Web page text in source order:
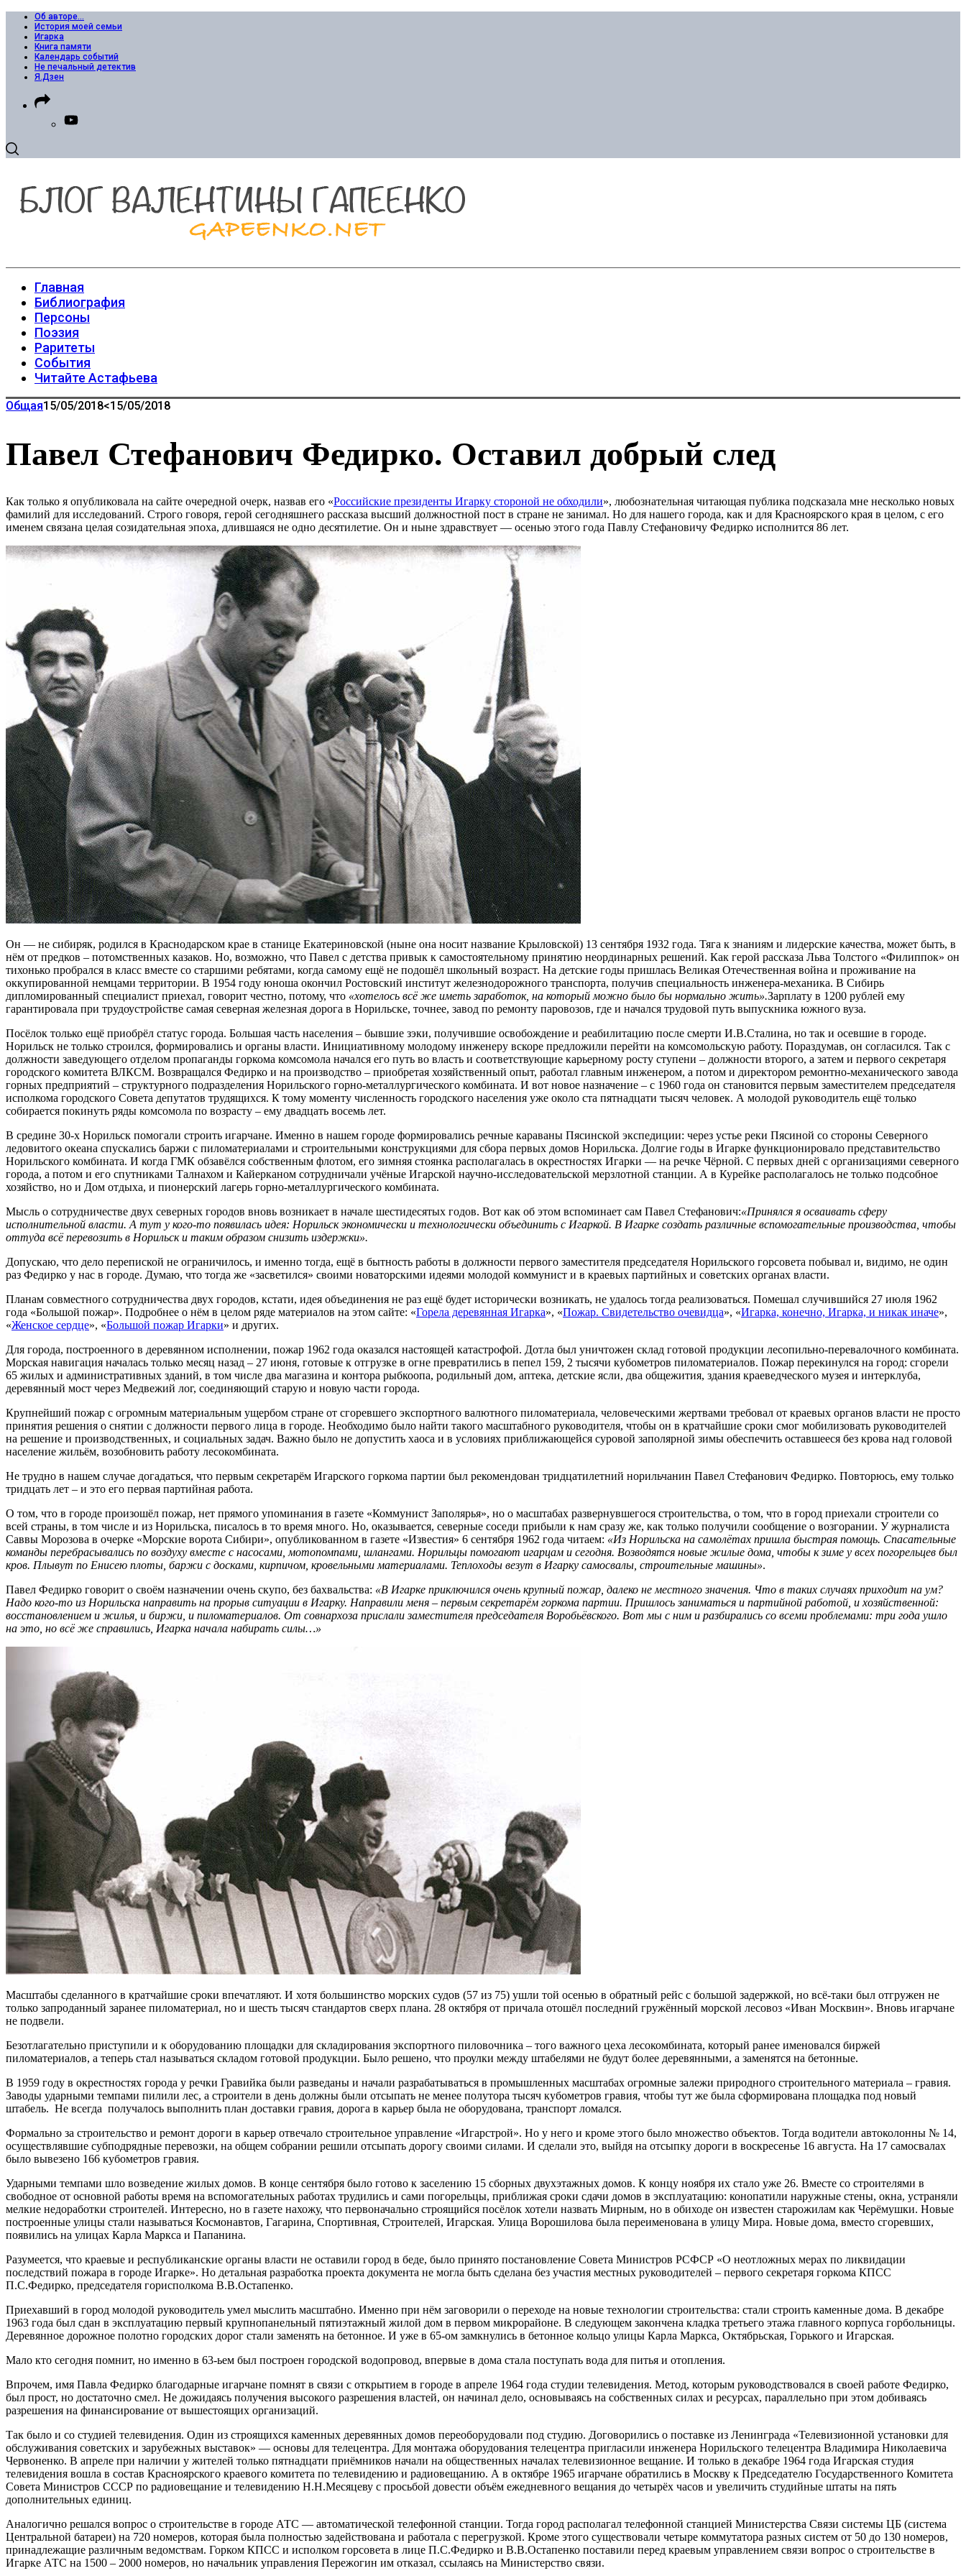
Об авторе…
История моей семьи
Игарка
Книга памяти
Календарь событий
Не печальный детектив
Я.Дзен
Главная
Библиография
Персоны
Поэзия
Раритеты
События
Читайте Астафьева
Общая15/05/2018<15/05/2018
Павел Стефанович Федирко. Оставил добрый след
Как только я опубликовала на сайте очередной очерк, назвав его «Российские президенты Игарку стороной не обходили», любознательная читающая публика подсказала мне несколько новых
фамилий для исследований. Строго говоря, герой сегодняшнего рассказа высший должностной пост в стране не занимал. Но для нашего города, как и для Красноярского края в целом, с его
именем связана целая созидательная эпоха, длившаяся не одно десятилетие. Он и ныне здравствует — осенью этого года Павлу Стефановичу Федирко исполнится 86 лет.
Он — не сибиряк, родился в Краснодарском крае в станице Екатериновской (ныне она носит название Крыловской) 13 сентября 1932 года. Тяга к знаниям и лидерские качества, может быть, в
нём от предков – потомственных казаков. Но, возможно, что Павел с детства привык к самостоятельному принятию неординарных решений. Как герой рассказа Льва Толстого «Филиппок» он
тихонько пробрался в класс вместе со старшими ребятами, когда самому ещё не подошёл школьный возраст. На детские годы пришлась Великая Отечественная война и проживание на
оккупированной немцами территории. В 1954 году юноша окончил Ростовский институт железнодорожного транспорта, получив специальность инженера-механика. В Сибирь
дипломированный специалист приехал, говорит честно, потому, что «хотелось всё же иметь заработок, на который можно было бы нормально жить».Зарплату в 1200 рублей ему
гарантировала при трудоустройстве самая северная железная дорога в Норильске, точнее, завод по ремонту паровозов, где и начался трудовой путь выпускника южного вуза.
Посёлок только ещё приобрёл статус города. Большая часть населения – бывшие зэки, получившие освобождение и реабилитацию после смерти И.В.Сталина, но так и осевшие в городе.
Норильск не только строился, формировались и органы власти. Инициативному молодому инженеру вскоре предложили перейти на комсомольскую работу. Пораздумав, он согласился. Так с
должности заведующего отделом пропаганды горкома комсомола начался его путь во власть и соответствующие карьерному росту ступени – должности второго, а затем и первого секретаря
городского комитета ВЛКСМ. Возвращался Федирко и на производство – приобретая хозяйственный опыт, работал главным инженером, а потом и директором ремонтно-механического завода
горных предприятий – структурного подразделения Норильского горно-металлургического комбината. И вот новое назначение – с 1960 года он становится первым заместителем председателя
исполкома городского Совета депутатов трудящихся. К тому моменту численность городского населения уже около ста пятнадцати тысяч человек. А молодой руководитель ещё только
собирается покинуть ряды комсомола по возрасту – ему двадцать восемь лет.
В средине 30-х Норильск помогали строить игарчане. Именно в нашем городе формировались речные караваны Пясинской экспедиции: через устье реки Пясиной со стороны Северного
ледовитого океана спускались баржи с пиломатериалами и строительными конструкциями для сбора первых домов Норильска. Долгие годы в Игарке функционировало представительство
Норильского комбината. И когда ГМК обзавёлся собственным флотом, его зимняя стоянка располагалась в окрестностях Игарки — на речке Чёрной. С первых дней с организациями северного
города, а потом и его спутниками Талнахом и Кайерканом сотрудничали учёные Игарской научно-исследовательской мерзлотной станции. А в Курейке располагалось не только подсобное
хозяйство, но и Дом отдыха, и пионерский лагерь горно-металлургического комбината.
Мысль о сотрудничестве двух северных городов вновь возникает в начале шестидесятых годов. Вот как об этом вспоминает сам Павел Стефанович:«Принялся я осваивать сферу
исполнительной власти. А тут у кого-то появилась идея: Норильск экономически и технологически объединить с Игаркой. В Игарке создать различные вспомогательные производства, чтобы
оттуда всё перевозить в Норильск и таким образом снизить издержки».
Допускаю, что дело перепиской не ограничилось, и именно тогда, ещё в бытность работы в должности первого заместителя председателя Норильского горсовета побывал и, видимо, не один
раз Федирко у нас в городе. Думаю, что тогда же «засветился» своими новаторскими идеями молодой коммунист и в краевых партийных и советских органах власти.
Планам совместного сотрудничества двух городов, кстати, идея объединения не раз ещё будет исторически возникать, не удалось тогда реализоваться. Помешал случившийся 27 июля 1962
года «Большой пожар». Подробнее о нём в целом ряде материалов на этом сайте: «Горела деревянная Игарка», «Пожар. Свидетельство очевидца», «Игарка, конечно, Игарка, и никак иначе»,
«Женское сердце», «Большой пожар Игарки» и других.
Для города, построенного в деревянном исполнении, пожар 1962 года оказался настоящей катастрофой. Дотла был уничтожен склад готовой продукции лесопильно-перевалочного комбината.
Морская навигация началась только месяц назад – 27 июня, готовые к отгрузке в огне превратились в пепел 159, 2 тысячи кубометров пиломатериалов. Пожар перекинулся на город: сгорели
65 жилых и административных зданий, в том числе два магазина и контора рыбкоопа, родильный дом, аптека, детские ясли, два общежития, здания краеведческого музея и интерклуба,
деревянный мост через Медвежий лог, соединяющий старую и новую части города.
Крупнейший пожар с огромным материальным ущербом стране от сгоревшего экспортного валютного пиломатериала, человеческими жертвами требовал от краевых органов власти не просто
принятия решения о снятии с должности первого лица в городе. Необходимо было найти такого масштабного руководителя, чтобы он в кратчайшие сроки смог мобилизовать руководителей
на решение и производственных, и социальных задач. Важно было не допустить хаоса и в условиях приближающейся суровой заполярной зимы обеспечить оставшееся без крова над головой
население жильём, возобновить работу лесокомбината.
Не трудно в нашем случае догадаться, что первым секретарём Игарского горкома партии был рекомендован тридцатилетний норильчанин Павел Стефанович Федирко. Повторюсь, ему только
тридцать лет – и это его первая партийная работа.
О том, что в городе произошёл пожар, нет прямого упоминания в газете «Коммунист Заполярья», но о масштабах развернувшегося строительства, о том, что в город приехали строители со
всей страны, в том числе и из Норильска, писалось в то время много. Но, оказывается, северные соседи прибыли к нам сразу же, как только получили сообщение о возгорании. У журналиста
Саввы Морозова в очерке «Морские ворота Сибири», опубликованном в газете «Известия» 6 сентября 1962 года читаем: «Из Норильска на самолётах пришла быстрая помощь. Спасательные
команды перебрасывались по воздуху вместе с насосами, мотопомпами, шлангами. Норильцы помогают игарцам и сегодня. Возводятся новые жилые дома, чтобы к зиме у всех погорельцев был
кров. Плывут по Енисею плоты, баржи с досками, кирпичом, кровельными материалами. Теплоходы везут в Игарку самосвалы, строительные машины».
Павел Федирко говорит о своём назначении очень скупо, без бахвальства: «В Игарке приключился очень крупный пожар, далеко не местного значения. Что в таких случаях приходит на ум?
Надо кого-то из Норильска направить на прорыв ситуации в Игарку. Направили меня – первым секретарём горкома партии. Пришлось заниматься и партийной работой, и хозяйственной:
восстановлением и жилья, и биржи, и пиломатериалов. От совнархоза прислали заместителя председателя Воробьёвского. Вот мы с ним и разбирались со всеми проблемами: три года ушло
на это, но всё же справились, Игарка начала набирать силы…»
Масштабы сделанного в кратчайшие сроки впечатляют. И хотя большинство морских судов (57 из 75) ушли той осенью в обратный рейс с большой задержкой, но всё-таки был отгружен не
только запроданный заранее пиломатериал, но и шесть тысяч стандартов сверх плана. 28 октября от причала отошёл последний гружённый морской лесовоз «Иван Москвин». Вновь игарчане
не подвели.
Безотлагательно приступили и к оборудованию площадки для складирования экспортного пиловочника – того важного цеха лесокомбината, который ранее именовался биржей
пиломатериалов, а теперь стал называться складом готовой продукции. Было решено, что проулки между штабелями не будут более деревянными, а заменятся на бетонные.
В 1959 году в окрестностях города у речки Гравийка были разведаны и начали разрабатываться в промышленных масштабах огромные залежи природного строительного материала – гравия.
Заводы ударными темпами пилили лес, а строители в день должны были отсыпать не менее полутора тысяч кубометров гравия, чтобы тут же была сформирована площадка под новый
штабель. Не всегда получалось выполнить план доставки гравия, дорога в карьер была не оборудована, транспорт ломался.
Формально за строительство и ремонт дороги в карьер отвечало строительное управление «Игарстрой». Но у него и кроме этого было множество объектов. Тогда водители автоколонны № 14,
осуществлявшие субподрядные перевозки, на общем собрании решили отсыпать дорогу своими силами. И сделали это, выйдя на отсыпку дороги в воскресенье 16 августа. На 17 самосвалах
было вывезено 166 кубометров гравия.
Ударными темпами шло возведение жилых домов. В конце сентября было готово к заселению 15 сборных двухэтажных домов. К концу ноября их стало уже 26. Вместе со строителями в
свободное от основной работы время на вспомогательных работах трудились и сами погорельцы, приближая сроки сдачи домов в эксплуатацию: конопатили наружные стены, окна, устраняли
мелкие недоработки строителей. Интересно, но в газете нахожу, что первоначально строящийся посёлок хотели назвать Мирным, но в обиходе он известен старожилам как Черёмушки. Новые
построенные улицы стали называться Космонавтов, Гагарина, Спортивная, Строителей, Игарская. Улица Ворошилова была переименована в улицу Мира. Новые дома, вместо сгоревших,
появились на улицах Карла Маркса и Папанина.
Разумеется, что краевые и республиканские органы власти не оставили город в беде, было принято постановление Совета Министров РСФСР «О неотложных мерах по ликвидации
последствий пожара в городе Игарке». Но детальная разработка проекта документа не могла быть сделана без участия местных руководителей – первого секретаря горкома КПСС
П.С.Федирко, председателя горисполкома В.В.Остапенко.
Приехавший в город молодой руководитель умел мыслить масштабно. Именно при нём заговорили о переходе на новые технологии строительства: стали строить каменные дома. В декабре
1963 года был сдан в эксплуатацию первый крупнопанельный пятиэтажный жилой дом в первом микрорайоне. В следующем закончена кладка третьего этажа главного корпуса горбольницы.
Деревянное дорожное полотно городских дорог стали заменять на бетонное. И уже в 65-ом замкнулись в бетонное кольцо улицы Карла Маркса, Октябрьская, Горького и Игарская.
Мало кто сегодня помнит, но именно в 63-ьем был построен городской водопровод, впервые в дома стала поступать вода для питья и отопления.
Впрочем, имя Павла Федирко благодарные игарчане помнят в связи с открытием в городе в апреле 1964 года студии телевидения. Метод, которым руководствовался в своей работе Федирко,
был прост, но достаточно смел. Не дожидаясь получения высокого разрешения властей, он начинал дело, основываясь на собственных силах и ресурсах, параллельно при этом добиваясь
разрешения на финансирование от вышестоящих организаций.
Так было и со студией телевидения. Один из строящихся каменных деревянных домов переоборудовали под студию. Договорились о поставке из Ленинграда «Телевизионной установки для
обслуживания советских и зарубежных выставок» — основы для телецентра. Для монтажа оборудования телецентра пригласили инженера Норильского телецентра Владимира Николаевича
Червоненко. В апреле при наличии у жителей только пятнадцати приёмников начали на общественных началах телевизионное вещание. И только в декабре 1964 года Игарская студия
телевидения вошла в состав Красноярского краевого комитета по телевидению и радиовещанию. А в октябре 1965 игарчане обратились в Москву к Председателю Государственного Комитета
Совета Министров СССР по радиовещание и телевидению Н.Н.Месяцеву с просьбой довести объём ежедневного вещания до четырёх часов и увеличить студийные штаты на пять
дополнительных единиц.
Аналогично решался вопрос о строительстве в городе АТС — автоматической телефонной станции. Тогда город располагал телефонной станцией Министерства Связи системы ЦБ (система
Центральной батареи) на 720 номеров, которая была полностью задействована и работала с перегрузкой. Кроме этого существовали четыре коммутатора разных систем от 50 до 130 номеров,
принадлежащие различным ведомствам. Горком КПСС и исполком горсовета в лице П.С.Федирко и В.В.Остапенко поставили перед краевым управлением связи вопрос о строительстве в
Игарке АТС на 1500 – 2000 номеров, но начальник управления Пережогин им отказал, ссылаясь на Министерство связи.